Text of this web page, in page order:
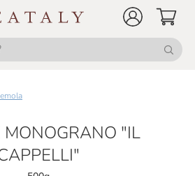
MONOGRANO "IL